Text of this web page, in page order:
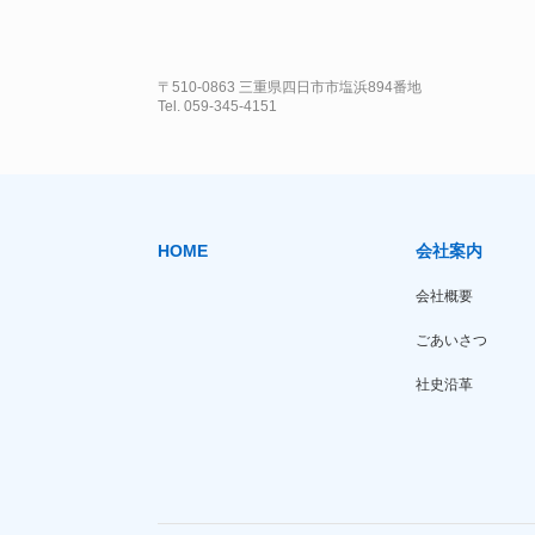
〒510-0863 三重県四日市市塩浜894番地
Tel. 059-345-4151
HOME 会社案内
会社概要
ごあいさつ
社史沿革